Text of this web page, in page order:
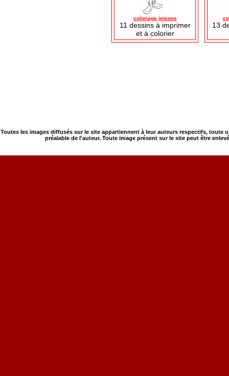
coloriage jetsons
11 dessins à imprimer
et à colorier
13
Toutes les images diffusés sur le site appartiennent à leur auteurs respectifs,
préalable de l'auteur. Toute image présent sur le site peut être